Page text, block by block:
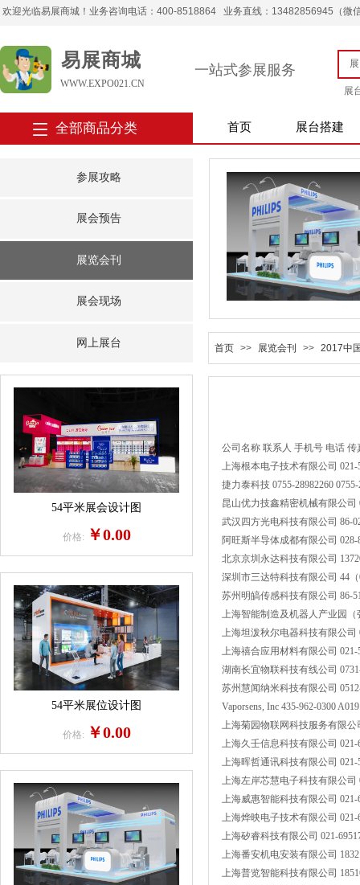
欢迎光临易展商城！业务咨询电话：400-8518864 业务直线：13482856945（微
WWW.EXPO021.CN
易展商城 一站式参展服务
展
首页 展台搭建
全部商品分类
参展攻略
展会预告
展览会刊
展会现场
网上展台 首页 >> 展览会刊 >> 2017中
54平米展会设计图
价格: ￥0.00
54平米展位设计图
价格: ￥0.00
公司名称 联系人 手机号 电话 传
上海根本电子技术有限公司 021-
捷力泰科技 0755-28982260
昆山优力技鑫精密机械有限公司
武汉四方光电科技有限公司 86-
阿旺斯半导体成都有限公司 028-
北京京圳永达科技有限公司
深圳市三达特科技有限公司 44
苏州明皜传感科技有限公司 86-
上海智能制造及机器人产业园（
上海坦泼秋尔电器科技有限公司
上海禧合应用材料有限公司 021-
湖南长宜物联科技有线公司
苏州慧闻纳米科技有限公司
Vaporsens, Inc 435-962-0300A019
上海菊园物联网科技服务有限公
上海久壬信息科技有限公司 021-
上海晖哲通讯科技有限公司 021-
上海左岸芯慧电子科技有限公司
上海威惠智能科技有限公司 021-
上海烨映电子技术有限公司 021-
上海矽睿科技有限公司 021-
上海番安机电安装有限公司
上海普览智能科技有限公司